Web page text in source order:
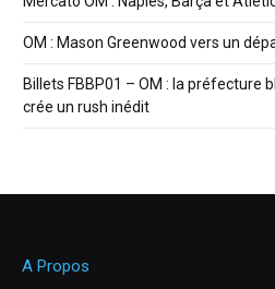
OM : Mason Greenwood vers un
Billets FBBP01 – OM : la préfecture
crée un rush inédit
A Propos